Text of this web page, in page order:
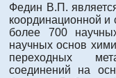
Федин В.П.
координационной и
более 700
научных основ
переходных
соединений на